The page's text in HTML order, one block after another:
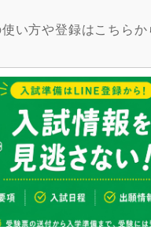
い方や登録はこちらか